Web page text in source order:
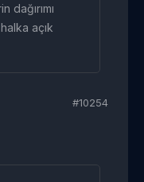
açık
#10254